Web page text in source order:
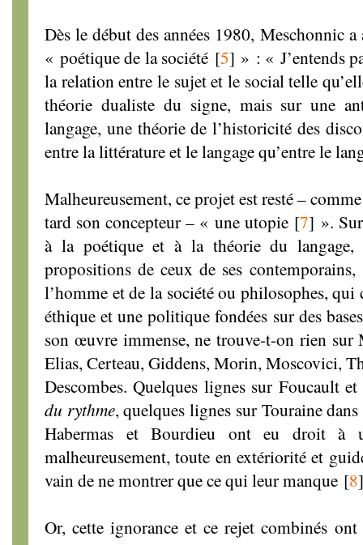
Dès le début des années 1980, Meschonnic
« poétique de la société [5] » : « J’entends
la relation entre le sujet et le social telle
théorie dualiste du signe, mais sur une
langage, une théorie de l’historicité des
entre la littérature et le langage qu’entre le
Malheureusement, ce projet est resté –
tard son concepteur – « une utopie[7] ».
à la poétique et à la théorie du langage,
propositions de ceux de ses contemporains,
l’homme et de la société ou philosophes,
éthique et une politique fondées sur des
son œuvre immense, ne trouve-t-on rien sur
Elias, Certeau, Giddens, Morin, Moscovici,
Descombes. Quelques lignes sur Foucault
du rythme, quelques lignes sur Touraine dans
Habermas et Bourdieu ont eu droit à
malheureusement, toute en extériorité et
vain de ne montrer que ce qui leur manque [8]
Or, cette ignorance et ce rejet combinés